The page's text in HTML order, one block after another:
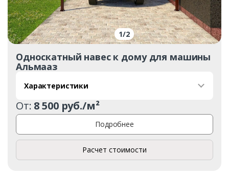
Комментарий к заказу
1/2
Односкатный навес к дому для машины
Альмааз
Характеристики
От: 8 500 руб./м²
Подробнее
Расчет стоимости